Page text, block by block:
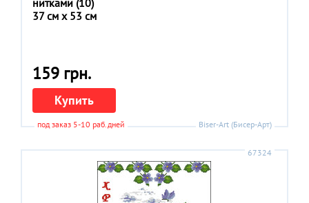
37 см x 53 см
159 грн.
Купить
под заказ 5-10 раб.дней Biser-Art (Бисер-Арт)
67324